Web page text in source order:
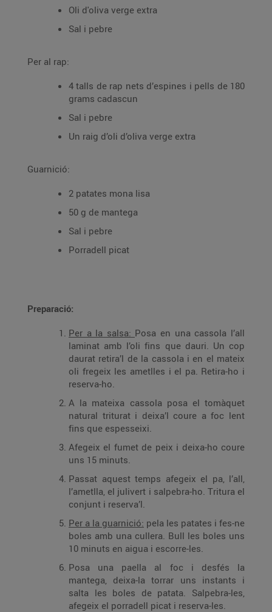
Oli d'oliva verge extra
Sal i pebre
Per al rap:
4 talls de rap nets d’espines i pells de 180
grams cadascun
Sal i pebre
Un raig d’oli d’oliva verge extra
Guarnició:
2 patates mona lisa
50 g de mantega
Sal i pebre
Porradell picat
Preparació:
Per a la salsa: Posa en una cassola l’all
laminat amb l’oli fins que dauri. Un cop
daurat retira’l de la cassola i en el mateix
oli fregeix les ametlles i el pa. Retira-ho i
reserva-ho.
A la mateixa cassola posa el tomàquet
natural triturat i deixa’l coure a foc lent
fins que espesseixi.
Afegeix el fumet de peix i deixa-ho coure
uns 15 minuts.
Passat aquest temps afegeix el pa, l’all,
l’ametlla, el julivert i salpebra-ho. Tritura el
conjunt i reserva’l.
Per a la guarnició: pela les patates i fes-ne
boles amb una cullera. Bull les boles uns
10 minuts en aigua i escorre-les.
Posa una paella al foc i desfés la
mantega, deixa-la torrar uns instants i
salta les boles de patata. Salpebra-les,
afegeix el porradell picat i reserva-les.